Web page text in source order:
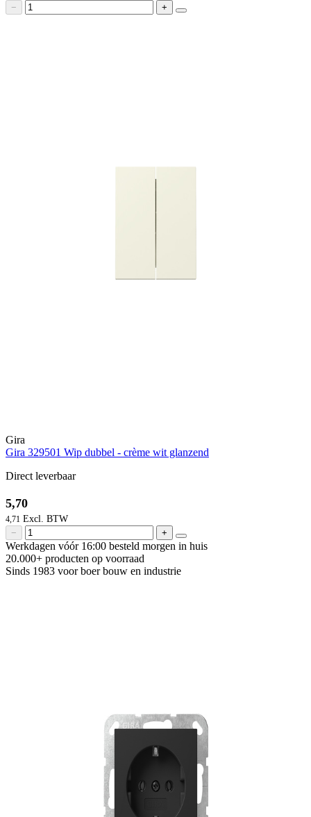
− +
Gira
Gira 329501 Wip dubbel - crème wit glanzend
Direct leverbaar
5,70
4,71
− +
Werkdagen vóór 16:00 besteld morgen in huis
20.000+ producten op voorraad
Sinds 1983 voor boerbouw en industrie